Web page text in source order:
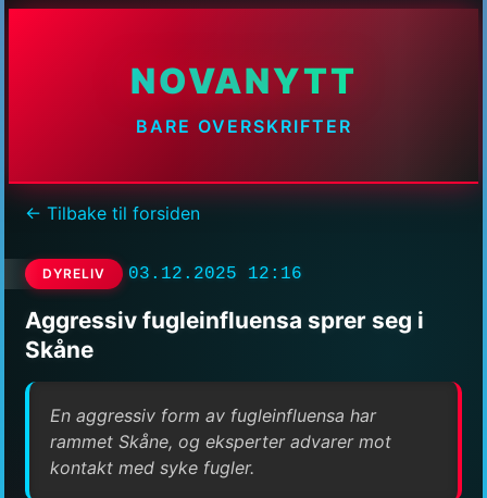
NOVANYTT
BARE OVERSKRIFTER
← Tilbake til forsiden
DYRELIV 03.12.2025 12:16
Aggressiv fugleinfluensa sprer seg i
Skåne
En aggressiv form av fugleinfluensa har
rammet Skåne, og eksperter advarer mot
kontakt med syke fugler.